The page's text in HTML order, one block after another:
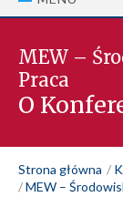
MEW –
Praca
O
Strona główna
MEW –